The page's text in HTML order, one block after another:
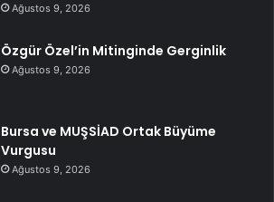
Ağustos 9, 2026
Özgür Özel’in Mitinginde Gerginlik
Ağustos 9, 2026
Bursa ve MUŞSİAD Ortak Büyüme
Vurgusu
Ağustos 9, 2026